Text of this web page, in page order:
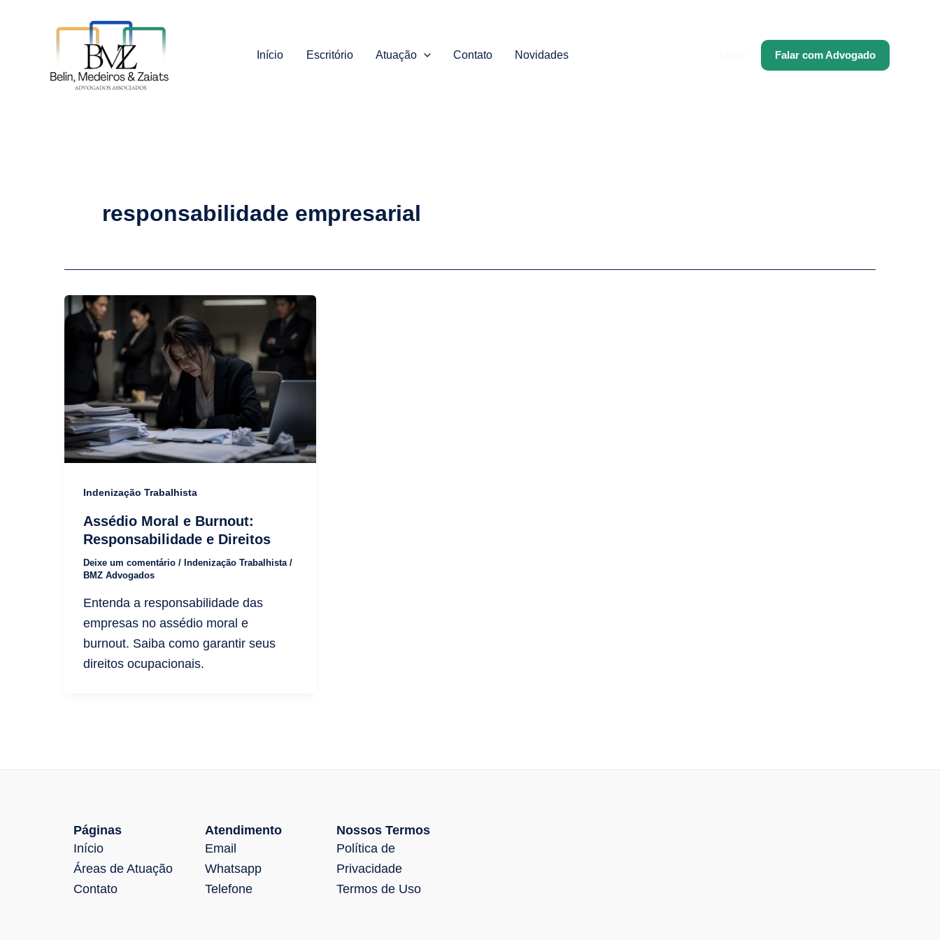
conteúdo
Início Escritório Atuação Contato Novidades Falar com Advogado
responsabilidade empresarial
Indenização Trabalhista
Assédio Moral e Burnout:
Responsabilidade e Direitos
Deixe um comentário / Indenização Trabalhista/
BMZ Advogados
Entenda a responsabilidade das
empresas no assédio moral e
burnout. Saiba como garantir seus
direitos ocupacionais.
Páginas
Início
Áreas de Atuação
Contato
Atendimento
Email
Whatsapp
Telefone
Nossos Termos
Política de
Privacidade
Termos de Uso